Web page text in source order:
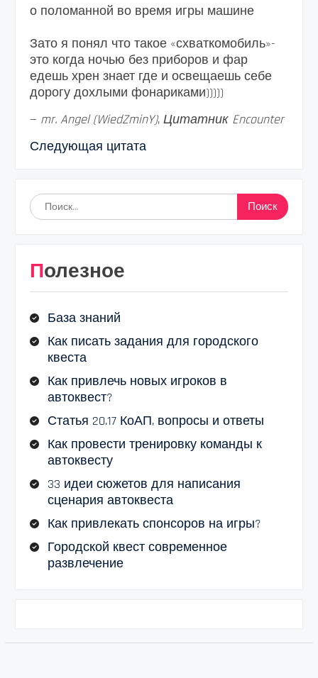
о поломанной во время игры машине
Зато я понял что такое «схваткомобиль»-
это когда ночью без приборов и фар
едешь хрен знает где и освещаешь себе
дорогу дохлыми фонариками)))))
— mr. Angel (WiedZminY), Цитатник Encounter
Следующая цитата
Найти:
Полезное
База знаний
Как писать задания для городского
квеста
Как привлечь новых игроков в
автоквест?
Статья 20.17 КоАП, вопросы и ответы
Как провести тренировку команды к
автоквесту
33 идеи сюжетов для написания
сценария автоквеста
Как привлекать спонсоров на игры?
Городской квест современное
развлечение